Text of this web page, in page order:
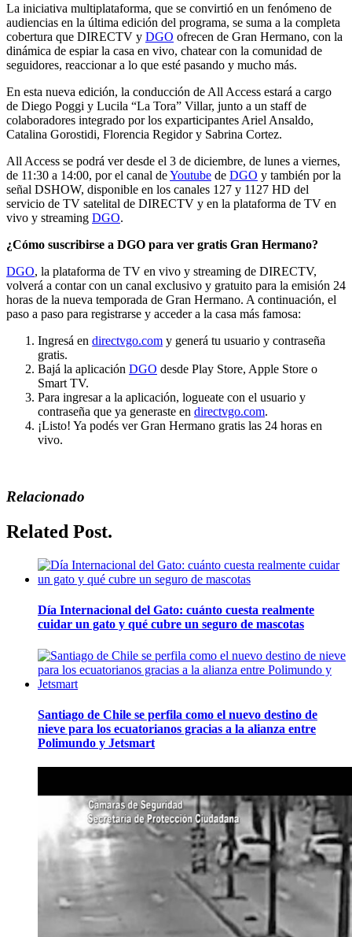
La iniciativa multiplataforma, que se convirtió en un fenómeno de
audiencias en la última edición del programa, se suma a la completa
cobertura que DIRECTV y DGO ofrecen de Gran Hermano, con la
dinámica de espiar la casa en vivo, chatear con la comunidad de
seguidores, reaccionar a lo que esté pasando y mucho más.
En esta nueva edición, la conducción de All Access estará a cargo
de Diego Poggi y Lucila “La Tora” Villar, junto a un staff de
colaboradores integrado por los exparticipantes Ariel Ansaldo,
Catalina Gorostidi, Florencia Regidor y Sabrina Cortez.
All Access se podrá ver desde el 3 de diciembre, de lunes a viernes,
de 11:30 a 14:00, por el canal deYoutube de DGO y también por la
señal DSHOW, disponible en los canales 127 y 1127 HD del
servicio de TV satelital de DIRECTV y en la plataforma de TV en
vivo y streaming DGO.
¿Cómo suscribirse a DGO para ver gratis Gran Hermano?
DGO, la plataforma de TV en vivo y streaming de DIRECTV,
volverá a contar con un canal exclusivo y gratuito para la emisión 24
horas de la nueva temporada de Gran Hermano. A continuación, el
paso a paso para registrarse y acceder a la casa más famosa:
Ingresá en directvgo.com y generá tu usuario y contraseña
gratis.
Bajá la aplicación DGO desde Play Store, Apple Store o
Smart TV.
Para ingresar a la aplicación, logueate con el usuario y
contraseña que ya generaste en directvgo.com.
¡Listo! Ya podés ver Gran Hermano gratis las 24 horas en
vivo.
Relacionado
Related Post.
Día Internacional del Gato: cuánto cuesta realmente
cuidar un gato y qué cubre un seguro de mascotas
Santiago de Chile se perfila como el nuevo destino de
nieve para los ecuatorianos gracias a la alianza entre
Polimundo y Jetsmart